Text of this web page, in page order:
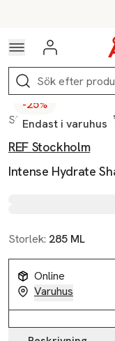
Hoppa till För
Logga in
Sök
Start / Skönhet /
Produktbilder
Hoppa över bildspelet
-25%
Endast i varuhus
REF Stockholm
Intense Hydrate
Storlek: 285 ML
Online
Varuhus
Produktinformation